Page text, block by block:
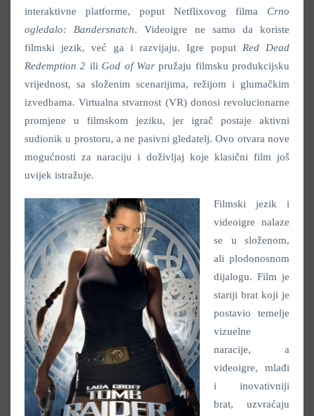
interaktivne platforme, poput Netflixovog filma Crno
ogledalo: Bandersnatch. Videoigre ne samo da koriste
filmski jezik, već ga i razvijaju. Igre poput Red Dead
Redemption 2 iliGod of Warpružaju filmsku produkcijsku
vrijednost, sa složenim scenarijima, režijom i glumačkim
izvedbama. Virtualna stvarnost (VR) donosi revolucionarne
promjene u filmskom jeziku, jer igrač postaje aktivni
sudionik u prostoru, a ne pasivni gledatelj. Ovo otvara nove
mogućnosti za naraciju i doživljaj koje klasični film još
uvijek istražuje.
Filmski jezik i
videoigre nalaze
se u složenom,
ali plodonosnom
dijalogu. Film je
stariji brat koji je
postavio temelje
vizuelne
naracije, a
videoigre, mlađi
i inovativniji
brat, uzvraćaju